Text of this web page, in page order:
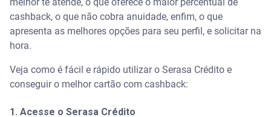
melhor te atende, o que oferece o maior percentual de
cashback, o que não cobra anuidade, enfim, o que
apresenta as melhores opções para seu perfil, e solicitar na
hora.
Veja como é fácil e rápido utilizar o Serasa Crédito e
conseguir o melhor cartão com cashback:
1. Acesse o Serasa Crédito